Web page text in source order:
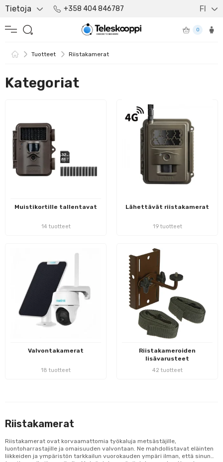
Tietoja +358 404 846787 FI
0
Tuotteet Riistakamerat
Kategoriat
Muistikortille tallentavat
14 tuotteet
Lähettävät riistakamerat
19 tuotteet
Valvontakamerat
18 tuotteet
Riistakameroiden
lisävarusteet
42 tuotteet
Riistakamerat
Riistakamerat ovat korvaamattomia työkaluja metsästäjille,
luontoharrastajille ja omaisuuden valvontaan. Ne mahdollistavat eläinten
liikkeiden ja ympäristön tarkkailun vuorokauden ympäri ilman, että sinun